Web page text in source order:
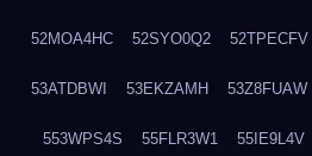
52MOA4HC 52SYO0Q2 52TPECFV
53ATDBWI 53EKZAMH 53Z8FUAW
553WPS4S 55FLR3W1 55IE9L4V